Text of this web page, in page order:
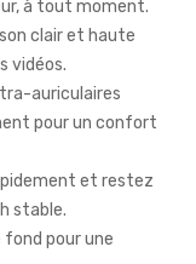
à tout moment.
clair et haute
vidéos.
auriculaires
pour un confort
et restez
stable.
fond pour une